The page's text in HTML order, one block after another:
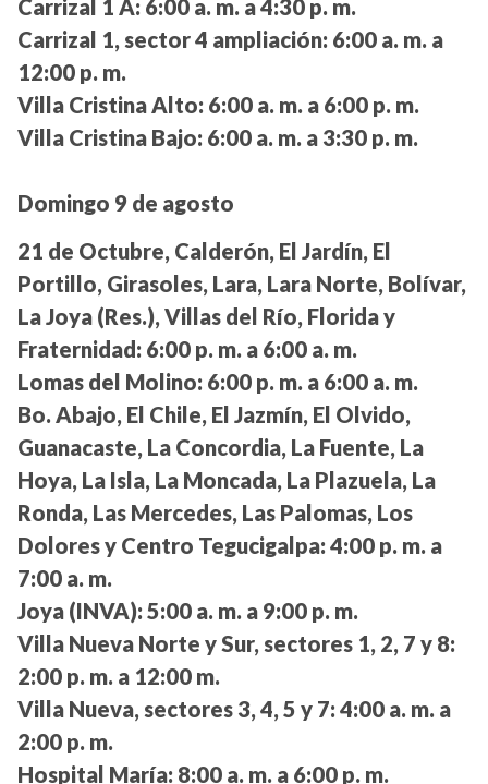
Carrizal 1 A: 6:00 a. m. a 4:30 p. m.
Carrizal 1, sector 4 ampliación: 6:00 a. m. a
12:00 p. m.
Villa Cristina Alto: 6:00 a. m. a 6:00 p. m.
Villa Cristina Bajo: 6:00 a. m. a 3:30 p. m.
Domingo 9 de agosto
21 de Octubre, Calderón, El Jardín, El
Portillo, Girasoles, Lara, Lara Norte, Bolívar,
La Joya (Res.), Villas del Río, Florida y
Fraternidad: 6:00 p. m. a 6:00 a. m.
Lomas del Molino: 6:00 p. m. a 6:00 a. m.
Bo. Abajo, El Chile, El Jazmín, El Olvido,
Guanacaste, La Concordia, La Fuente, La
Hoya, La Isla, La Moncada, La Plazuela, La
Ronda, Las Mercedes, Las Palomas, Los
Dolores y Centro Tegucigalpa: 4:00 p. m. a
7:00 a. m.
Joya (INVA): 5:00 a. m. a 9:00 p. m.
Villa Nueva Norte y Sur, sectores 1, 2, 7 y 8:
2:00 p. m. a 12:00 m.
Villa Nueva, sectores 3, 4, 5 y 7: 4:00 a. m. a
2:00 p. m.
Hospital María: 8:00 a. m. a 6:00 p. m.